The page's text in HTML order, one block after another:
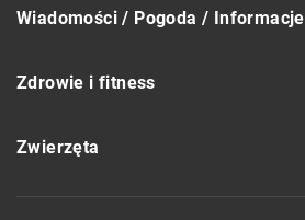
Wiadomości / Pogoda / Informacje
Zdrowie i fitness
Zwierzęta